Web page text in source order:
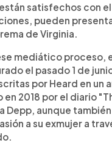
satisfechos con
pueden
de Virginia.
mediático proceso,
el pasado 1 de
por Heard en un
2018 por el diario
Depp, aunque
a su exmujer a